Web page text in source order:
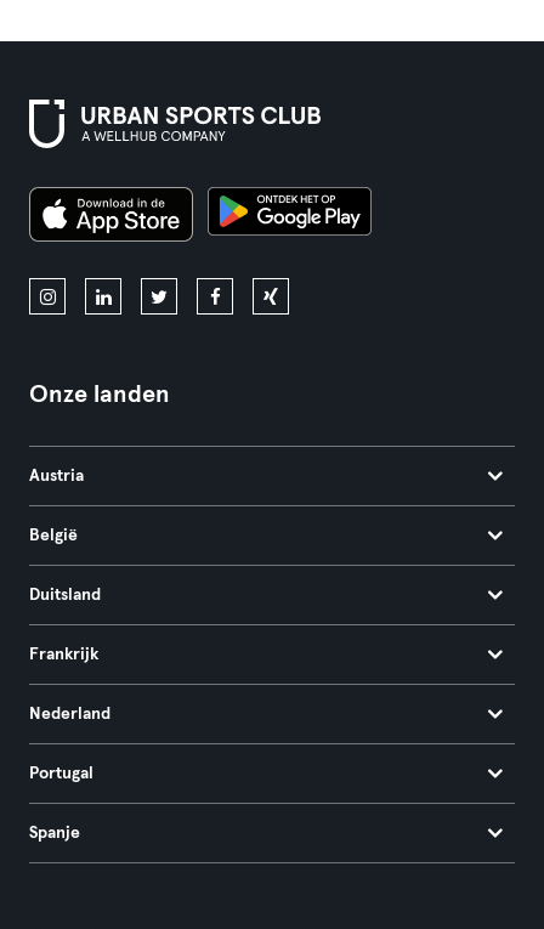
Onze landen
Austria
België
Duitsland
Frankrijk
Nederland
Portugal
Spanje